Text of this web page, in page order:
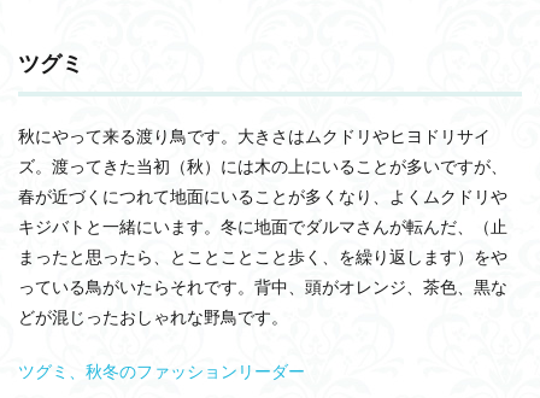
ツグミ
秋にやって来る渡り鳥です。大きさはムクドリやヒヨドリサイ
ズ。渡ってきた当初（秋）には木の上にいることが多いですが、
春が近づくにつれて地面にいることが多くなり、よくムクドリや
キジバトと一緒にいます。冬に地面でダルマさんが転んだ、（止
まったと思ったら、とことことこと歩く、を繰り返します）をや
っている鳥がいたらそれです。背中、頭がオレンジ、茶色、黒な
どが混じったおしゃれな野鳥です。
ツグミ、秋冬のファッションリーダー